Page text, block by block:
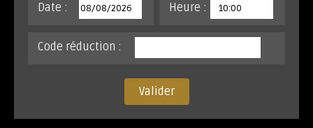
Date : Heure :
Code réduction :
Valider